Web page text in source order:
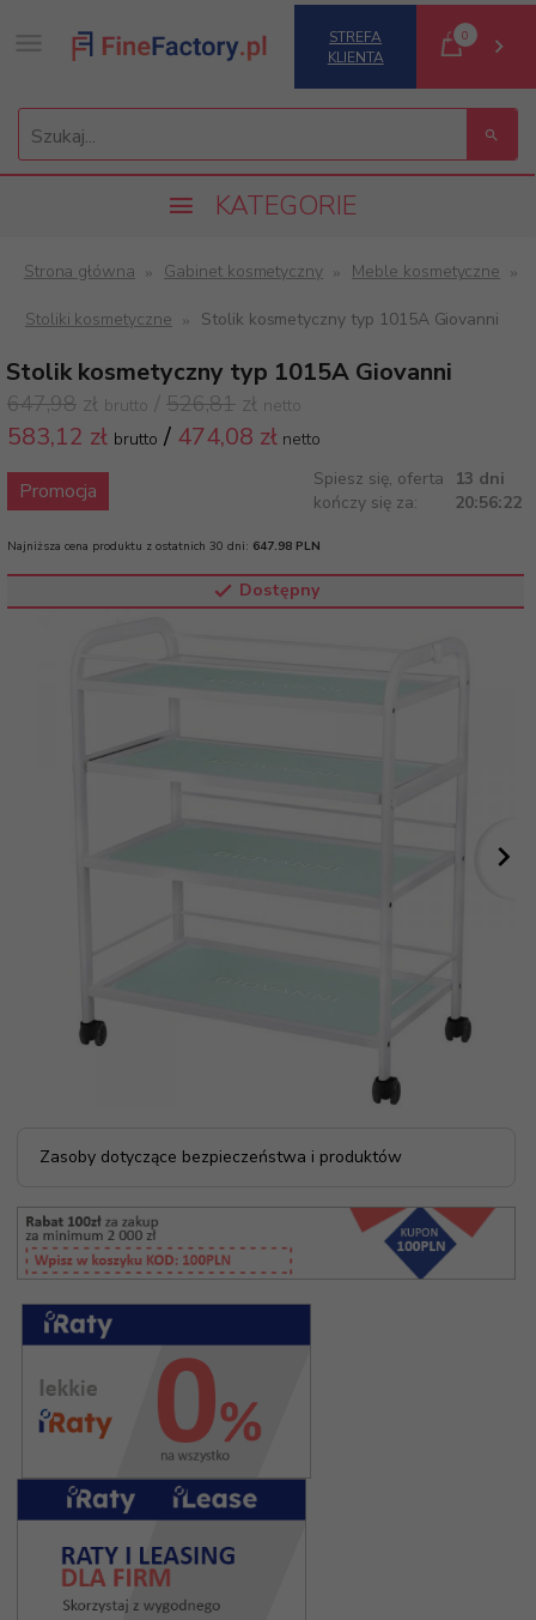
Szukaj...
STREFA
KLIENTA
0
KATEGORIE
Strona główna Gabinet kosmetyczny Meble kosmetyczne
Stoliki kosmetyczne Stolik kosmetyczny typ 1015A Giovanni
Stolik kosmetyczny typ 1015A Giovanni
647,98 zł brutto / 526,81 zł netto
583,12 zł brutto / 474,08 zł netto
Promocja
Spiesz się, oferta
kończy się za:
13 dni
20:56:22
Najniższa cena produktu z ostatnich 30 dni: 647.98 PLN
Dostępny
Zasoby dotyczące bezpieczeństwa i produktów